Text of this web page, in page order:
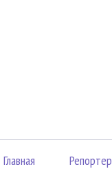
Главная Репортер